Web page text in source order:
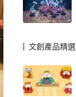
文創產品精選